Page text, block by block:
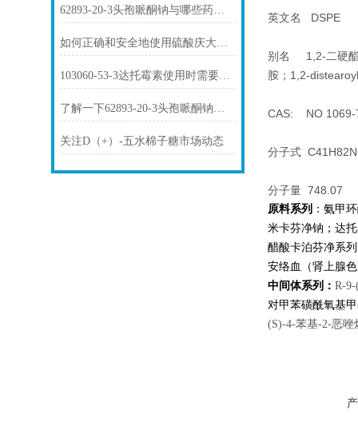
62893-20-3头孢哌酮钠与哪些药物存在相互作用？
如何正确和安全地使用硫酸庆大霉素1405-41-0？
103060-53-3达托霉素使用时需要注意哪些问题？
了解一下62893-20-3头孢哌酮钠的用途及药理作用吧
关注D（+）-五水棉子糖市场动态
英文名 DSPE
别名 1,2-二硬酯
胺；1,2-
CAS: NO 1069-
分子式
分子量 748.07
原料系列 ：氨甲
米卡芬净钠；达
醋酸卡泊芬净系
安络血（肾上腺
中间体系列： R-
对甲苯磺酰氧基
(S)-4-苯基-2-恶